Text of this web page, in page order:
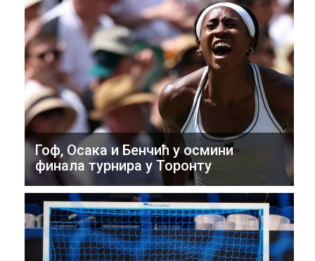
Гоф, Осака и Бенчић у осмини
финала турнира у Торонту